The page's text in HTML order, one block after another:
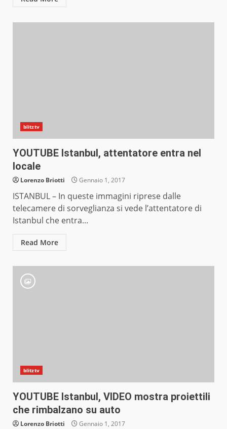
blitztv
YOUTUBE Istanbul, attentatore entra nel
locale
Lorenzo Briotti Gennaio 1, 2017
ISTANBUL – In queste immagini riprese dalle
telecamere di sorveglianza si vede l’attentatore di
Istanbul che entra...
Read More
blitztv
YOUTUBE Istanbul, VIDEO mostra proiettili
che rimbalzano su auto
Lorenzo Briotti Gennaio 1, 2017